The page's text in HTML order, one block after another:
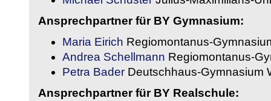
Ansprechpartner für BY Gymnasium:
Maria Eirich Regiomontanus-
Andrea Schellmann Regiomontanus-
Petra Bader Deutschhaus-Gymnasium
Ansprechpartner für BY Realschule: